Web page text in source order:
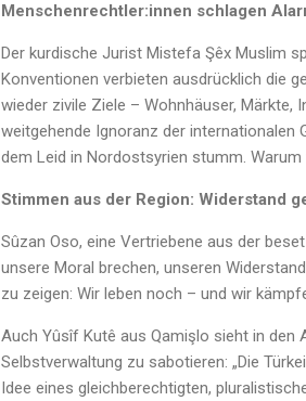
Menschenrechtler:innen schlagen
Der kurdische Jurist Mistefa Şêx Muslim
Konventionen verbieten ausdrücklich die
wieder zivile Ziele – Wohnhäuser, Märkte,
weitgehende Ignoranz der internationalen
dem Leid in Nordostsyrien stumm.
Stimmen aus der Region: Widerstand
Sûzan Oso, eine Vertriebene aus der
unsere Moral brechen, unseren
zu zeigen: Wir leben noch – und wir
Auch Yûsîf Kutê aus Qamişlo sieht in
Selbstverwaltung zu sabotieren: „Die
Idee eines gleichberechtigten,